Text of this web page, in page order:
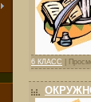
6 КЛАСС |